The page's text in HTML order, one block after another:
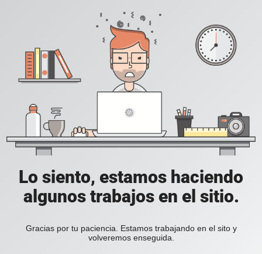
Lo siento, estamos haciendo
algunos trabajos en el sitio.
Gracias por tu paciencia. Estamos trabajando en el sito y
volveremos enseguida.